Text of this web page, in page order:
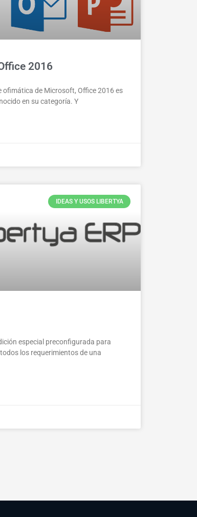
2016
ofimática de Microsoft, Office 2016 es
en su categoría. Y
IDEAS Y USOS LIBERTYA
especial preconfigurada para
los requerimientos de una